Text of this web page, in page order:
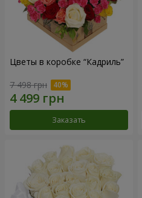
Цветы в коробке “Кадриль”
7 498 грн
Заказать